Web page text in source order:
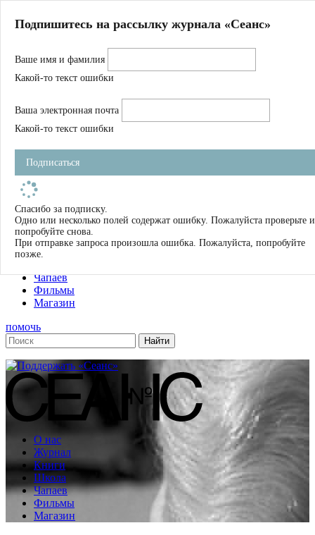
Магазин
Журнал
Школа
Устав
Фильмы
Имена
Тэги
О нас
Журнал
Книги
Чапаев
Фильмы
Магазин
помочь
О нас
Журнал
Книги
Школа
Чапаев
Фильмы
Магазин
Подпишитесь на рассылку журнала «Сеанс»
Ваше имя и фамилия
Какой-то текст ошибки
Ваша электронная почта
Какой-то текст ошибки
Подписаться
Спасибо за подписку.
Одно или несколько полей содержат ошибку. Пожалуйста проверьте и
попробуйте снова.
При отправке запроса произошла ошибка. Пожалуйста, попробуйте
позже.